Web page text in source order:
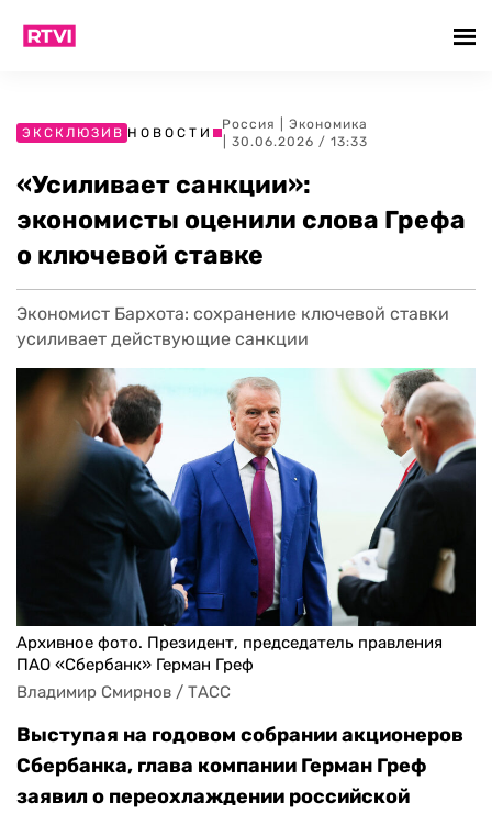
ЭКСКЛЮЗИВ НОВОСТИ
Россия
Экономика
| 30.06.2026 / 13:33
«Усиливает санкции»:
экономисты оценили слова Грефа
о ключевой ставке
Экономист Бархота: сохранение ключевой ставки
усиливает действующие санкции
Архивное фото. Президент, председатель правления
ПАО «Сбербанк» Герман Греф
Владимир Смирнов / ТАСС
Выступая на годовом собрании акционеров
Сбербанка, глава компании Герман Греф
заявил о переохлаждении российской